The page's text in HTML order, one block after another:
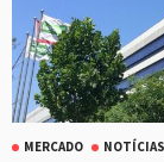
MERCADO NOTÍCIAS